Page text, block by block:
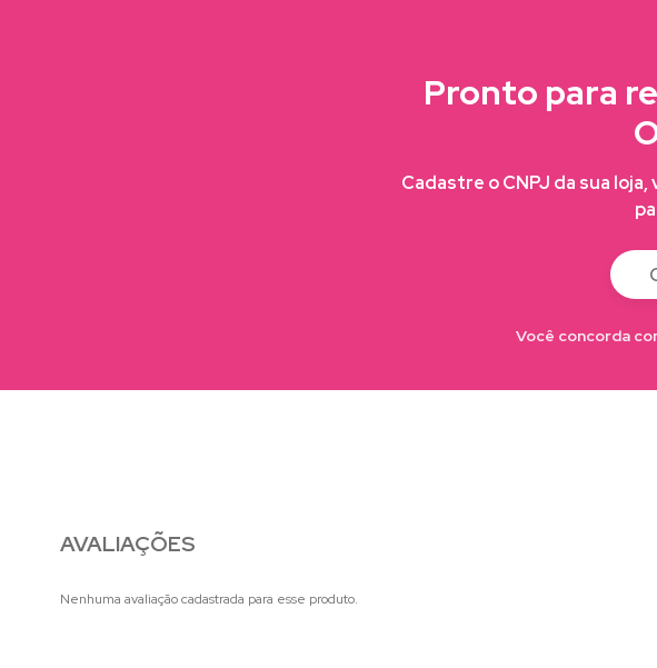
Pronto para
Cadastre o CNPJ da sua
Você concorda
AVALIAÇÕES
Nenhuma avaliação cadastrada para esse produto.